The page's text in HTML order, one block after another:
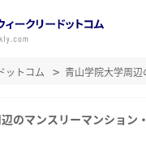
ットコム 青山学院大学周
のマンスリーマンション